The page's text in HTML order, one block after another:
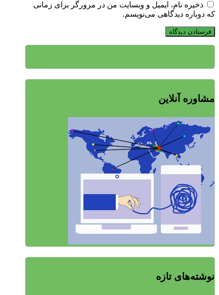
ذخیره نام، ایمیل و وبسایت من در مرورگر برای زمانی
که دوباره دیدگاهی می‌نویسم.
مشاوره آنلاین
نوشته‌های تازه